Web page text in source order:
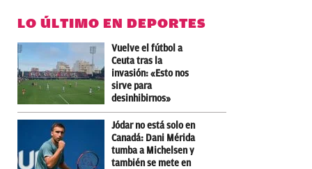
LO ÚLTIMO EN DEPORTES
Vuelve el fútbol a
Ceuta tras la
invasión: «Esto nos
sirve para
desinhibirnos»
Jódar no está solo en
Canadá: Dani Mérida
tumba a Michelsen y
también se mete en